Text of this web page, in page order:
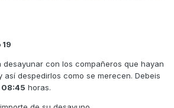
desayunar con los compañeros que hayan
así despedirlos como se merecen. Debeis
08:45 horas.